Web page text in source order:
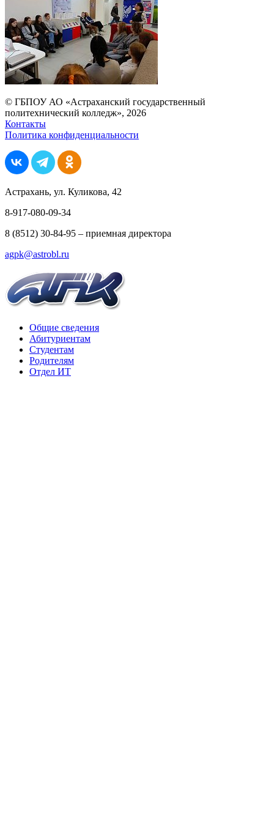
© ГБПОУ АО «Астраханский государственный
политехнический колледж», 2026
Контакты
Политика конфиденциальности
Астрахань, ул. Куликова, 42
8-917-080-09-34
8 (8512) 30-84-95 – приемная директора
agpk@astrobl.ru
Общие сведения
Абитуриентам
Студентам
Родителям
Отдел ИТ